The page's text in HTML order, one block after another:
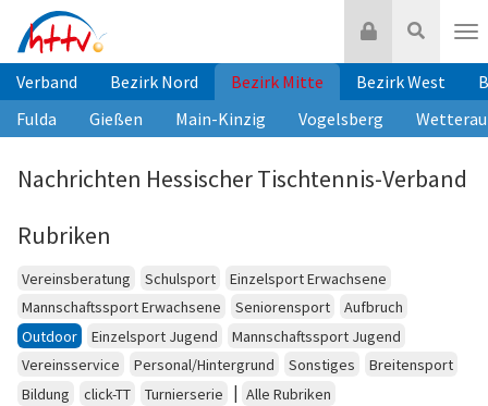
Inhalt
springen
Suche
Login
Verband Bezirk Nord Bezirk Mitte Bezirk West
Fulda
Gießen Main-Kinzig Vogelsberg Wetterau
Nachrichten Hessischer Tischtennis-Verband
Rubriken
Vereinsberatung Schulsport
Einzelsport Erwachsene
Mannschaftssport Erwachsene
Seniorensport
Aufbruch
Outdoor
Einzelsport Jugend
Mannschaftssport Jugend
Vereinsservice
Personal/Hintergrund Sonstiges
Breitensport
Bildung
click-TT Turnierserie | Alle Rubriken